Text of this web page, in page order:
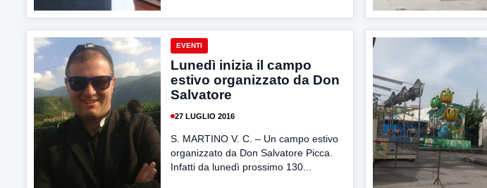
EVENTI
Lunedì inizia il campo
estivo organizzato da Don
Salvatore
27 LUGLIO 2016
S. MARTINO V. C. – Un campo estivo
organizzato da Don Salvatore Picca.
Infatti da lunedì prossimo 130...